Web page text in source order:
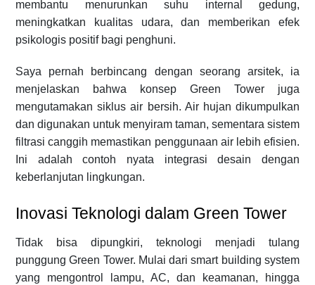
membantu menurunkan suhu internal gedung,
meningkatkan kualitas udara, dan memberikan efek
psikologis positif bagi penghuni.
Saya pernah berbincang dengan seorang arsitek, ia
menjelaskan bahwa konsep Green Tower juga
mengutamakan siklus air bersih. Air hujan dikumpulkan
dan digunakan untuk menyiram taman, sementara sistem
filtrasi canggih memastikan penggunaan air lebih efisien.
Ini adalah contoh nyata integrasi desain dengan
keberlanjutan lingkungan.
Inovasi Teknologi dalam Green Tower
Tidak bisa dipungkiri, teknologi menjadi tulang
punggung Green Tower. Mulai dari smart building system
yang mengontrol lampu, AC, dan keamanan, hingga